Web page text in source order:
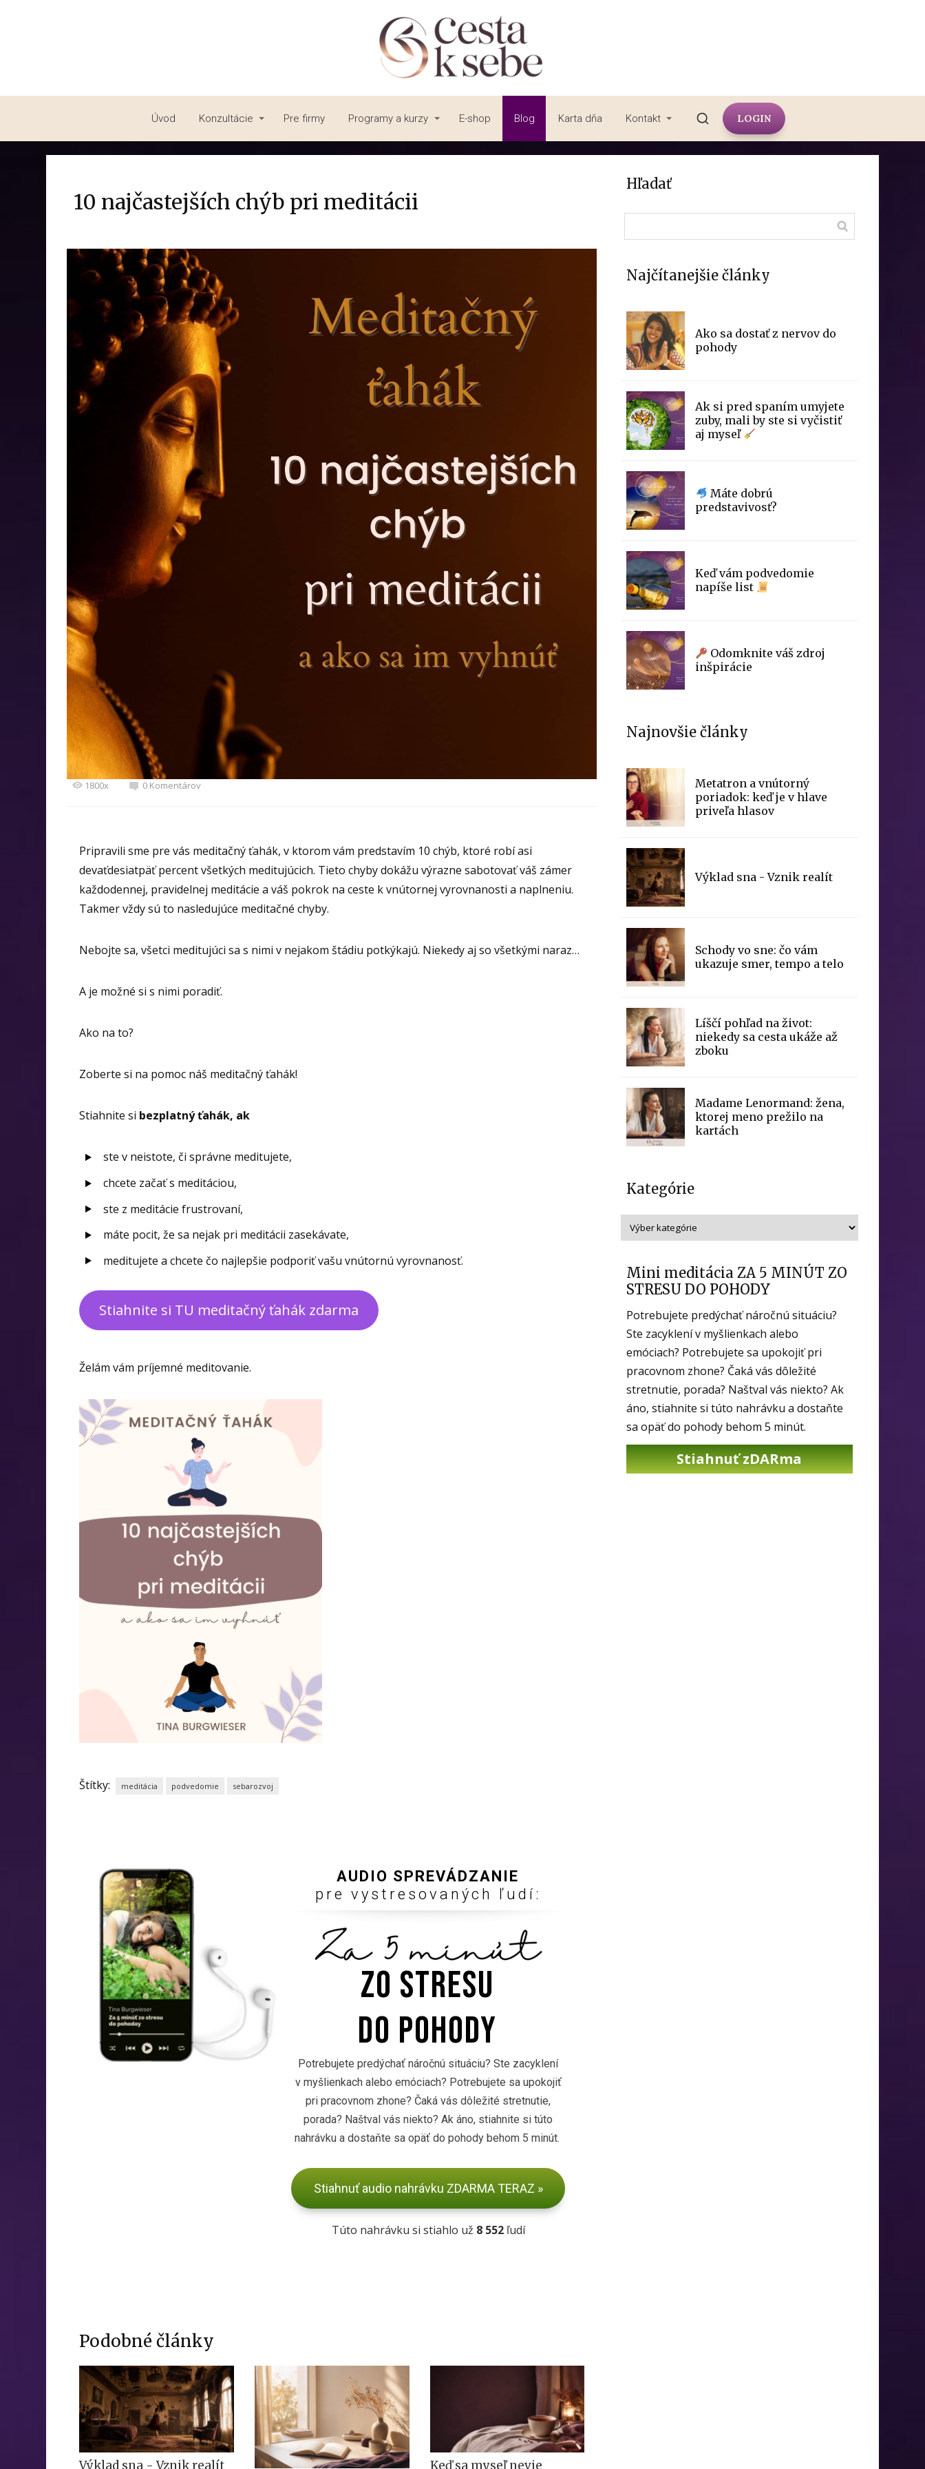
Úvod Konzultácie Pre firmy Programy a kurzy E-shop Blog Karta dňa Kontakt LOGIN
10 najčastejších chýb pri meditácii
1800x 0 Komentárov
Pripravili sme pre vás meditačný ťahák, v ktorom vám predstavím 10 chýb, ktoré robí asi
devaťdesiatpäť percent všetkých meditujúcich. Tieto chyby dokážu výrazne sabotovať váš zámer
každodennej, pravidelnej meditácie a váš pokrok na ceste k vnútornej vyrovnanosti a naplneniu.
Takmer vždy sú to nasledujúce meditačné chyby.
Nebojte sa, všetci meditujúci sa s nimi v nejakom štádiu potkýkajú. Niekedy aj so všetkými naraz…
A je možné si s nimi poradiť.
Ako na to?
Zoberte si na pomoc náš meditačný ťahák!
Stiahnite si bezplatný ťahák, ak
ste v neistote, či správne meditujete,
chcete začať s meditáciou,
ste z meditácie frustrovaní,
máte pocit, že sa nejak pri meditácii zasekávate,
meditujete a chcete čo najlepšie podporiť vašu vnútornú vyrovnanosť.
Stiahnite si TU meditačný ťahák zdarma
Želám vám príjemné meditovanie.
Štítky: meditácia podvedomie sebarozvoj
AUDIO SPREVÁDZANIE
pre vystresovaných ľudí:
Zo stresu
DO POHODY
Potrebujete predýchať náročnú situáciu? Ste zacyklení
v myšlienkach alebo emóciach? Potrebujete sa upokojiť
pri pracovnom zhone? Čaká vás dôležité stretnutie,
porada? Naštval vás niekto? Ak áno, stiahnite si túto
nahrávku a dostaňte sa opäť do pohody behom 5 minút.
Stiahnuť audio nahrávku ZDARMA TERAZ »
Túto nahrávku si stiahlo už 8 552 ľudí
Podobné články
Výklad sna - Vznik realít Keď sa myseľ nevie
Hľadať
Najčítanejšie články
Ako sa dostať z nervov do
pohody
Ak si pred spaním umyjete
zuby, mali by ste si vyčistiť
aj myseľ
Máte dobrú
predstavivosť?
Keď vám podvedomie
napíše list
Odomknite váš zdroj
inšpirácie
Najnovšie články
Metatron a vnútorný
poriadok: keď je v hlave
priveľa hlasov
Výklad sna - Vznik realít
Schody vo sne: čo vám
ukazuje smer, tempo a telo
Líščí pohľad na život:
niekedy sa cesta ukáže až
zboku
Madame Lenormand: žena,
ktorej meno prežilo na
kartách
Kategórie
Mini meditácia ZA 5 MINÚT ZO
STRESU DO POHODY
Potrebujete predýchať náročnú situáciu?
Ste zacyklení v myšlienkach alebo
emóciach? Potrebujete sa upokojiť pri
pracovnom zhone? Čaká vás dôležité
stretnutie, porada? Naštval vás niekto? Ak
áno, stiahnite si túto nahrávku a dostaňte
sa opäť do pohody behom 5 minút.
Stiahnuť zDARma